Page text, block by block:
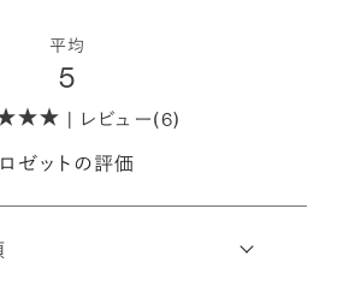
平均
5
| レビュー(6)
ロゼットの評価